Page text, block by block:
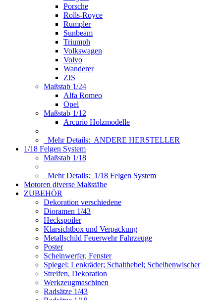
Porsche
Rolls-Royce
Rumpler
Sunbeam
Triumph
Volkswagen
Volvo
Wanderer
ZIS
Maßstab 1/24
Alfa Romeo
Opel
Maßstab 1/12
Arcurio Holzmodelle
Mehr Details: ANDERE HERSTELLER
1/18 Felgen System
Maßstab 1/18
Mehr Details: 1/18 Felgen System
Motoren diverse Maßstäbe
ZUBEHÖR
Dekoration verschiedene
Dioramen 1/43
Heckspoiler
Klarsichtbox und Verpackung
Metallschild Feuerwehr Fahrzeuge
Poster
Scheinwerfer, Fenster
Spiegel; Lenkräder; Schalthebel; Scheibenwischer
Streifen, Dekoration
Werkzeugmaschinen
Radsätze 1/43